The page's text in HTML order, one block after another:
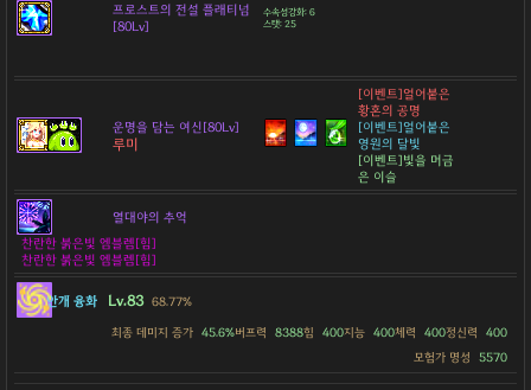
프로스트의 전설 플래티넘
[80Lv]
수속성강화: 6
스탯: 25
운명을 담는 여신[80Lv]
루미
[이벤트]얼어붙은
황혼의 공명
[이벤트]얼어붙은
영원의 달빛
[이벤트]빛을 머금
은 이슬
열대야의 추억
찬란한 붉은빛 엠블렘[힘]
찬란한 붉은빛 엠블렘[힘]
안개 융화 Lv.83 68.77%
최종 데미지 증가 45.6%버프력 8388힘 400지능 400체력 400정신력
400
모험가 명성
5570